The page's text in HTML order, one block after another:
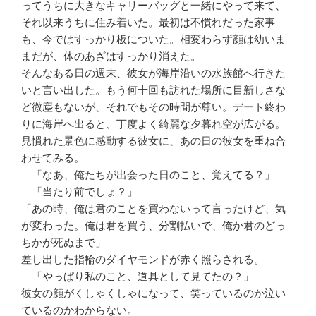
ってうちに大きなキャリーバッグと一緒にやって来て、
それ以来うちに住み着いた。最初は不慣れだった家事
も、今ではすっかり板についた。相変わらず顔は幼いま
まだが、体のあざはすっかり消えた。
そんなある日の週末、彼女が海岸沿いの水族館へ行きた
いと言い出した。もう何十回も訪れた場所に目新しさな
ど微塵もないが、それでもその時間が尊い。デート終わ
りに海岸へ出ると、丁度よく綺麗な夕暮れ空が広がる。
見慣れた景色に感動する彼女に、あの日の彼女を重ね合
わせてみる。
「なあ、俺たちが出会った日のこと、覚えてる？」
「当たり前でしょ？」
「あの時、俺は君のことを買わないって言ったけど、気
が変わった。俺は君を買う、分割払いで、俺か君のどっ
ちかが死ぬまで」
差し出した指輪のダイヤモンドが赤く照らされる。
「やっぱり私のこと、道具として見てたの？」
彼女の顔がくしゃくしゃになって、笑っているのか泣い
ているのかわからない。